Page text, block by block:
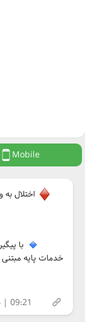
Mobile
با
خدمات پایه
| 09:21